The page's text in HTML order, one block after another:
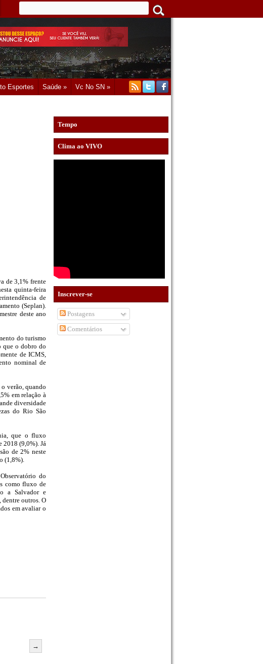
Esportes Saúde » Vc No SN »
de 3,1% frente
quinta-feira
de
(Seplan).
deste ano
do turismo
que o dobro do
de ICMS,
nominal de
verão, quando
em relação à
diversidade
do Rio São
que o fluxo
2018 (9,0%). Já
de 2% neste
(1,8%).
do
como fluxo de
a Salvador e
dentre outros. O
em avaliar o
→
Tempo
Clima ao VIVO
Inscrever-se
Postagens
Comentários